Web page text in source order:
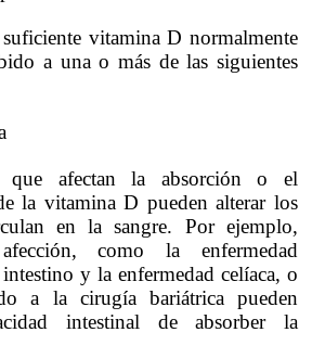
vitamina D normalmente
a una o más de las siguientes
que afectan la absorción o el
la vitamina D pueden alterar los
en la sangre. Por ejemplo,
como la enfermedad
y la enfermedad celíaca, o
a la cirugía bariátrica pueden
intestinal de absorber la